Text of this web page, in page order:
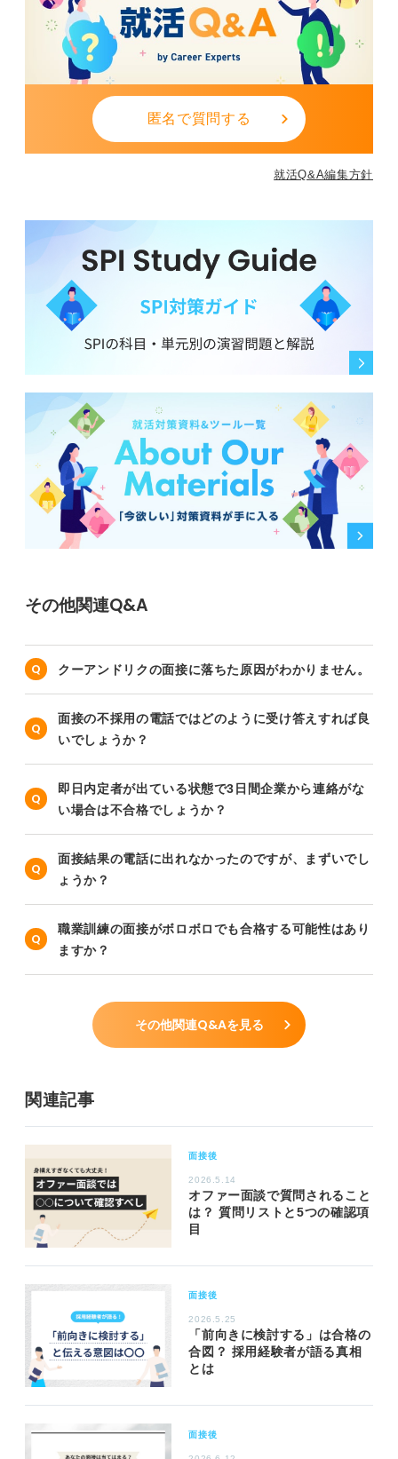
匿名で質問する
就活Q&A編集方針
その他関連Q&A
クーアンドリクの面接に落ちた原因がわかりません。
面接の不採用の電話ではどのように受け答えすれば良
いでしょうか？
即日内定者が出ている状態で3日間企業から連絡がな
い場合は不合格でしょうか？
面接結果の電話に出れなかったのですが、まずいでし
ょうか？
職業訓練の面接がボロボロでも合格する可能性はあり
ますか？
その他関連Q&Aを見る
関連記事
面接後
2026.5.14
オファー面談で質問されること
は？ 質問リストと5つの確認項
目
面接後
2026.5.25
「前向きに検討する」は合格の
合図？ 採用経験者が語る真相
とは
面接後